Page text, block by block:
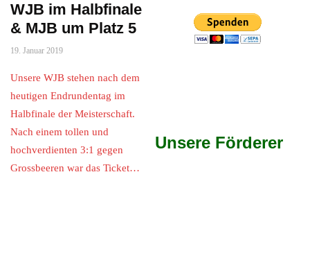
WJB im Halbfinale
& MJB um Platz 5
19. Januar 2019
Unsere WJB stehen nach dem
heutigen Endrundentag im
Halbfinale der Meisterschaft.
Nach einem tollen und
hochverdienten 3:1 gegen
Grossbeeren war das Ticket…
Unsere Förderer